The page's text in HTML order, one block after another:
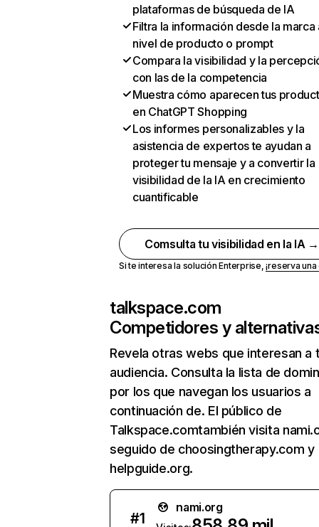
plataformas de búsqueda de IA
Filtra la información desde la marca
nivel de producto o prompt
Compara la visibilidad y la
con las de la competencia
Muestra cómo aparecen tus
en ChatGPT Shopping
Los informes personalizables y la
asistencia de expertos te ayudan a
proteger tu mensaje y a convertir la
visibilidad de la IA en crecimiento
cuantificable
Comsulta tu visibilidad en la IA →
Si te interesa la solución Enterprise,¡reserva
talkspace.com
Competidores y
Revela otras webs que interesan a
audiencia. Consulta la lista de
por los que navegan los usuarios a
continuación de. El público de
Talkspace.comtambién visita
seguido de choosingtherapy.com y
helpguide.org.
#1
nami.org